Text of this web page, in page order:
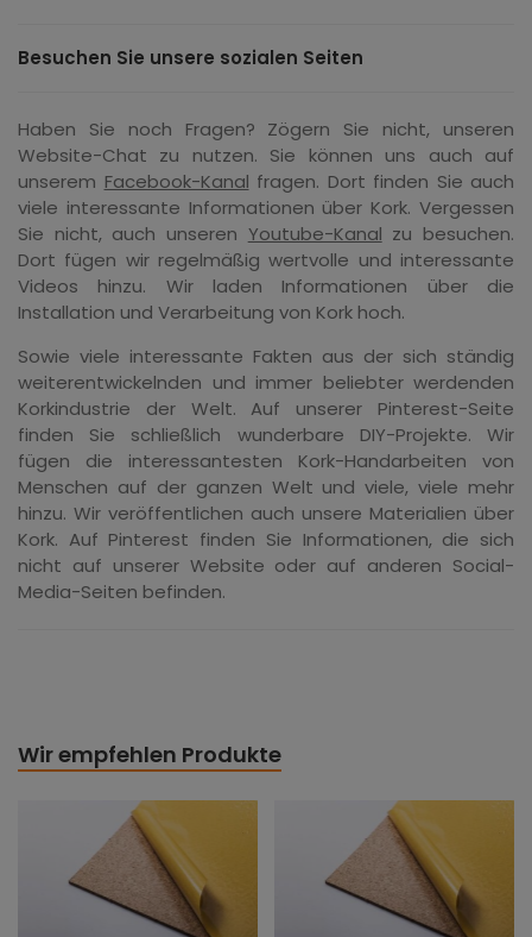
Besuchen Sie unsere sozialen Seiten
Haben Sie noch Fragen? Zögern Sie nicht, unseren
Website-Chat zu nutzen. Sie können uns auch auf
unserem Facebook-Kanal fragen. Dort finden Sie auch
viele interessante Informationen über Kork. Vergessen
Sie nicht, auch unseren Youtube-Kanal zu besuchen.
Dort fügen wir regelmäßig wertvolle und interessante
Videos hinzu. Wir laden Informationen über die
Installation und Verarbeitung von Kork hoch.
Sowie viele interessante Fakten aus der sich ständig
weiterentwickelnden und immer beliebter werdenden
Korkindustrie der Welt. Auf unserer Pinterest-Seite
finden Sie schließlich wunderbare DIY-Projekte. Wir
fügen die interessantesten Kork-Handarbeiten von
Menschen auf der ganzen Welt und viele, viele mehr
hinzu. Wir veröffentlichen auch unsere Materialien über
Kork. Auf Pinterest finden Sie Informationen, die sich
nicht auf unserer Website oder auf anderen Social-
Media-Seiten befinden.
Wir empfehlen Produkte